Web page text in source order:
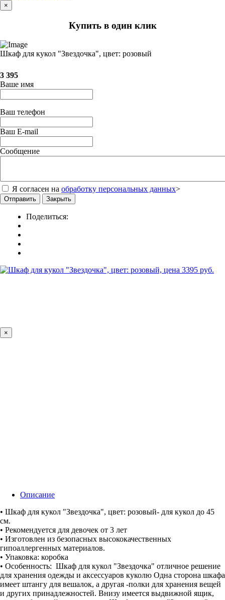
×
Купить в один клик
Шкаф для кукол "Звездочка", цвет: розовый
3 395
Ваше имя
Ваш телефон
Ваш E-mail
Сообщение
Я согласен на обработку персональных данных>
Отправить Закрыть
Поделиться:
×
Описание
• Шкаф для кукол "Звездочка", цвет: розовый- для кукол до 45
см.
• Рекомендуется для девочек от 3 лет
• Изготовлен из безопасных высококачественных
гипоаллергенных материалов.
• Упаковка: коробка
• Особенность: Шкаф для кукол "Звездочка" отличное решение
для хранения одежды и аксессуаров куколю Одна сторона шкафа
имеет штангу для вешалок, а другая -полки для хранения вещей
и других принадлежностей. Внизу имеется выдвижной ящик,